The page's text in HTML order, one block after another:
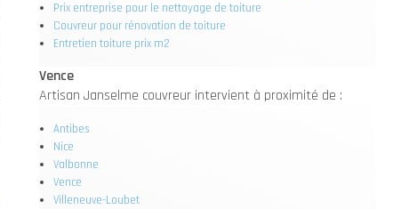
Prix entreprise pour le nettoyage de toiture
Couvreur pour rénovation de toiture
Entretien toiture prix m2
Vence
Artisan Janselme couvreur intervient à proximité de :
Antibes
Nice
Valbonne
Vence
Villeneuve-Loubet